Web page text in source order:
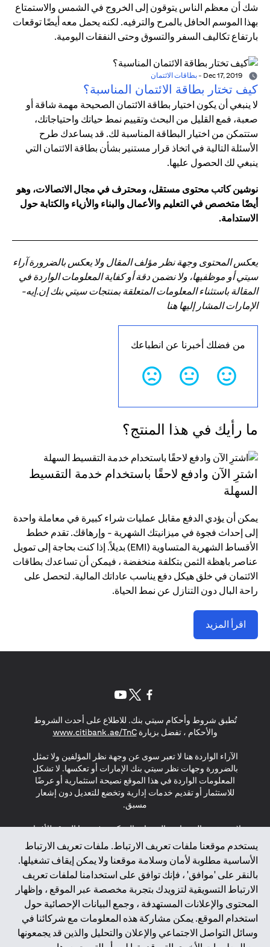
شك أن معظم الناس يتوقون إلى الخروج في الشمس والاستمتاع
بهذا الموسم الحافل بالمرح والترفيه. لكنه يحمل معه أيضًا توقعات
بارتفاع تكاليف السفر والتسوق وحتى النفقات اليومية.
- بطاقات الائتمان
كيف تختار بطاقة الائتمان المناسبة؟
لا ينبغي أن يكون اختيار بطاقة الائتمان الصحيحة مهمة شاقة أو
صعبة، فمع القليل من البحث وتقييم نمط حياتك واحتياجاتك،
ستتمكن من اختيار البطاقة المناسبة لك. قد يساعدك طرح
الأسئلة التالية في اتخاذ قرار مستنير بشأن بطاقة الائتمان التي
ينبغي لك الحصول عليها.
نوشين كاتب محتوى مستقل، ومحترف في مجال الاتصالات، وهو
أيضًا متخصص في التعليم والأعمال والبناء والأزياء والكتابة حول
الاستدامة.
يعكس المحتوى وجهة نظر مؤلف المقال ولا يعكس بالضرورة آراء
سيتي أو موظفيها، ولا نضمن دقة أو كفاية المعلومات الواردة في
المقالة باستثناء المعلومات المتعلقة بمنتجات سيتي بنك إن.إيه-
الإمارات المشار إليها هنا
من فضلك أخبرنا عن انطباعك
ما رأيك في هذا المنتج؟
اشترِ الآن وادفع لاحقًا باستخدام خدمة التقسيط
السهلة
يمكن أن يؤدي الدفع مقابل عمليات شراء كبيرة في معاملة واحدة
إلى إحداث فجوة في ميزانيتك الشهرية - وإرهاقك. تقدم خطط
الأقساط الشهرية المتساوية (EMI) بديلاً. إذا كنت بحاجة إلى تمويل
عناصر باهظة الثمن بتكلفة منخفضة ، فيمكن أن تساعدك بطاقات
الائتمان في خلق هيكل دفع يناسب عاداتك المالية. لتحصل على
راحة البال دون التنازل عن نمط الحياة.
اقرأ المزيد
يستخدم موقعنا ملفات تعريف الارتباط. ملفات تعريف الارتباط
الأساسية مطلوبة لأمان وسلامة موقعنا ولا يمكن إيقاف تشغيلها.
بالنقر على 'موافق' ، فإنك توافق على استخدامنا لملفات تعريف
الارتباط التسويقية لتزويدك بتجربة مخصصة عبر الموقع ، وإظهار
المحتوى والإعلانات المستهدفة ، وجمع البيانات الإحصائية حول
استخدام الموقع. يمكن مشاركة هذه المعلومات مع شركائنا في
وسائل التواصل الاجتماعي والإعلان والتحليل والذين قد يجمعونها
تُطبق شروط وأحكام سيتي بنك. للاطلاع على أحدث الشروط
والأحكام ، تفضل بزيارةwww.citibank.ae/TnC
(opens in a new tab)
الآراء الواردة هنا لا تعبر سوى عن وجهة نظر المؤلفين ولا تمثل
بالضرورة وجهات نظر سيتي بنك الإمارات أو تعكسها. لا تشكل
المعلومات الواردة في هذا الموقع نصيحة استثمارية أو عرضًا
للاستثمار أو تقديم خدمات إدارية وتخضع للتعديل دون إشعار
مسبق.
لا يتم تقديم المنتجات والخدمات المذكورة في هذا الموقع للأفراد
المقيمين في الاتحاد الأوروبي أو المنطقة الاقتصادية الأوروبية أو
سويسرا أو غيرنسي أو جيرسي أو موناكو أو سان مارينو أو
الفاتيكان أو جزيرة مان أو المملكة المتحدة أو خصوصية البيانات
(لائحة حماية البيانات العامة \ قانون حماية البيانات الشخصية
العامة \ قانون خصوصية نيوزيلندا). المحتوى الموجود في هذه
الصفحة ليس ولا ينبغي تفسيره على أنه عرض أو دعوة أو دعوة
لشراء أو بيع أي من المنتجات والخدمات المذكورة هنا لمثل هؤلاء
الأفراد.